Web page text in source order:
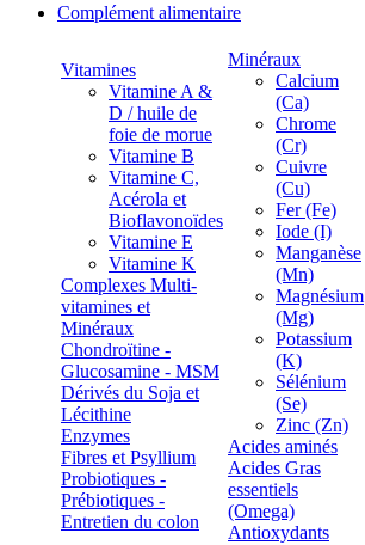
Complément alimentaire
Vitamines
Vitamine A &
D / huile de
foie de morue
Vitamine B
Vitamine C,
Acérola et
Bioflavonoïdes
Vitamine E
Vitamine K
Complexes Multi-
vitamines et
Minéraux
Chondroïtine -
Glucosamine - MSM
Dérivés du Soja et
Lécithine
Enzymes
Fibres et Psyllium
Probiotiques -
Prébiotiques -
Entretien du colon
Minéraux
Calcium
(Ca)
Chrome
(Cr)
Cuivre
(Cu)
Fer (Fe)
Iode (I)
Manganèse
(Mn)
Magnésium
(Mg)
Potassium
(K)
Sélénium
(Se)
Zinc (Zn)
Acides aminés
Acides Gras
essentiels
(Omega)
Antioxydants